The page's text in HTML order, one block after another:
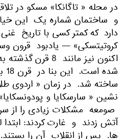
در محله « تاگانکا» مسکو در
و ساختمان شماره یک این
دارد که کمتر کسی با تاریخ
کروتیتسکی» — یادبود قرون
اکنون نیز مانند
ساخته شد. در زمان « اردوی
نشین « سارسکایا و
صومعه مشکلات زیادی را از
آتش زدند و غارت کردند: